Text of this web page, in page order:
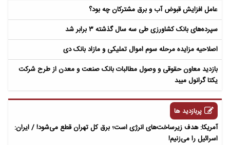
عامل افزایش قبوض آب و برق مشترکان چه بود؟
سپرده‌های بانک کشاورزی طی سه سال گذشته ۳ برابر شد
اصلاحیه مزایده مرحله سوم اموال تملیکی و مازاد بانک دی
بازدید معاون حقوقی و وصول مطالبات بانک صنعت و معدن از طرح شرکت
یکتا گرانول میبد
پربازدید ها
آمریکا: هدف زیرساخت‌های انرژی است؛ برق کل تهران قطع می‌شود! / ایران:
اسرائیل را می‌زنیم!